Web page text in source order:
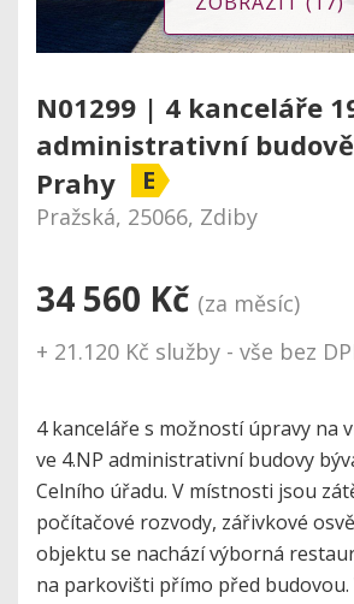
N01299 | 4 kanceláře
administrativní
Prahy
E
Pražská, 25066, Zdiby
34 560 Kč (za měsíc)
+ 21.120 Kč služby - vše bez
4 kanceláře s možností úpravy na
ve 4.NP administrativní budovy
Celního úřadu. V místnosti jsou
počítačové rozvody, zářivkové
objektu se nachází výborná
na parkovišti přímo před budovou.